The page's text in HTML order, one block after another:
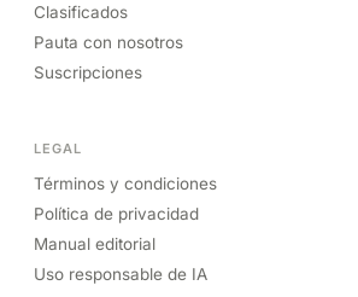
Clasificados
Pauta con nosotros
Suscripciones
LEGAL
Términos y condiciones
Política de privacidad
Manual editorial
Uso responsable de IA